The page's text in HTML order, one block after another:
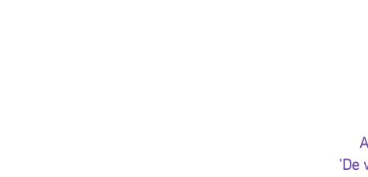
'De